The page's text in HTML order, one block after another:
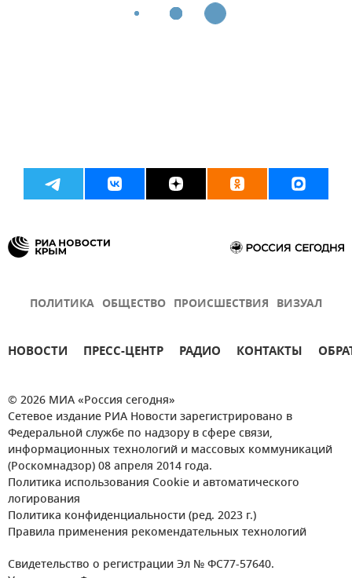
ПОЛИТИКА ОБЩЕСТВО ПРОИСШЕСТВИЯ ВИЗУАЛ
НОВОСТИ ПРЕСС-ЦЕНТР РАДИО КОНТАКТЫ
© 2026 МИА «Россия сегодня»
Сетевое издание РИА Новости зарегистрировано в
Федеральной службе по надзору в сфере связи,
информационных технологий и массовых коммуникаций
(Роскомнадзор) 08 апреля 2014 года.
Политика использования Cookie и автоматического
логирования
Политика конфиденциальности (ред. 2023 г.)
Правила применения рекомендательных технологий
Свидетельство о регистрации Эл № ФС77-57640.